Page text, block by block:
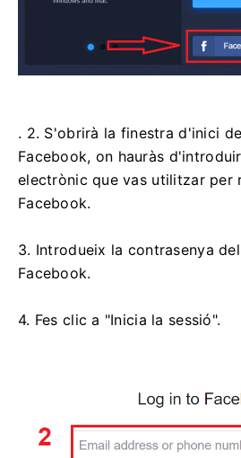
. 2. S'obrirà la finestra d'inici
Facebook, on hauràs
electrònic que vas utilitzar per
Facebook.
3. Introdueix la contrasenya
Facebook.
4. Fes clic a "Inicia la sessió".